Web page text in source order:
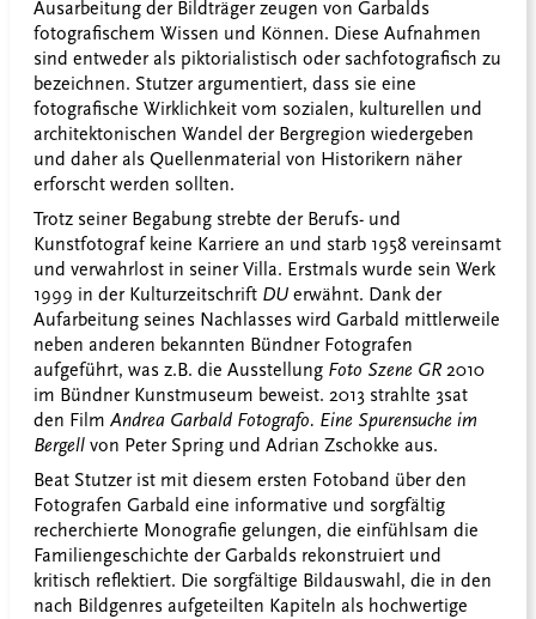
Ausarbeitung der Bildträger zeugen von Garbalds
fotografischem Wissen und Können. Diese Aufnahmen
sind entweder als piktorialistisch oder sachfotografisch zu
bezeichnen. Stutzer argumentiert, dass sie eine
fotografische Wirklichkeit vom sozialen, kulturellen und
architektonischen Wandel der Bergregion wiedergeben
und daher als Quellenmaterial von Historikern näher
erforscht werden sollten.
Trotz seiner Begabung strebte der Berufs- und
Kunstfotograf keine Karriere an und starb 1958 vereinsamt
und verwahrlost in seiner Villa. Erstmals wurde sein Werk
1999 in der Kulturzeitschrift DU erwähnt. Dank der
Aufarbeitung seines Nachlasses wird Garbald mittlerweile
neben anderen bekannten Bündner Fotografen
aufgeführt, was z.B. die Ausstellung Foto Szene GR 2010
im Bündner Kunstmuseum beweist. 2013 strahlte 3sat
den Film Andrea Garbald Fotografo. Eine Spurensuche im
Bergell von Peter Spring und Adrian Zschokke aus.
Beat Stutzer ist mit diesem ersten Fotoband über den
Fotografen Garbald eine informative und sorgfältig
recherchierte Monografie gelungen, die einfühlsam die
Familiengeschichte der Garbalds rekonstruiert und
kritisch reflektiert. Die sorgfältige Bildauswahl, die in den
nach Bildgenres aufgeteilten Kapiteln als hochwertige